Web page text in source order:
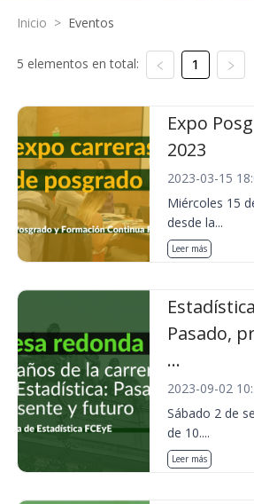
Inicio > Eventos
5 elementos en total: 1
Expo
2023
2023-03-15
Miércoles 15
desde la...
Leer más
Pasado,
...
2023-09-02
Sábado 2 de
de 10....
Leer más